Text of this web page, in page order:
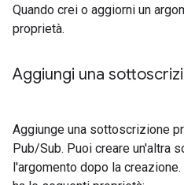
Quando crei o aggiorni un
proprietà.
Aggiungi una
Aggiunge una sottoscrizione
Pub/Sub. Puoi creare un'altra
l'argomento dopo la